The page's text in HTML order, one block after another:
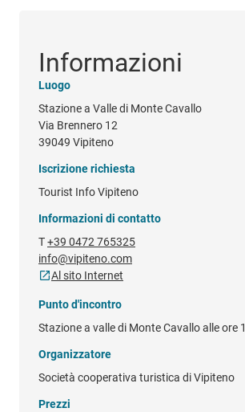
Informazioni
Luogo
Stazione a Valle di Monte Cavallo
Via Brennero 12
39049 Vipiteno
Iscrizione richiesta
Tourist Info Vipiteno
Informazioni di contatto
T+39 0472 765325
info@vipiteno.com
Al sito Internet
Punto d'incontro
Stazione a valle di Monte Cavallo alle ore
Organizzatore
Società cooperativa turistica di Vipiteno
Prezzi